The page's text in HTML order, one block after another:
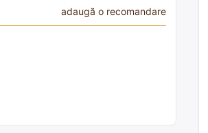
adaugă o recomandare